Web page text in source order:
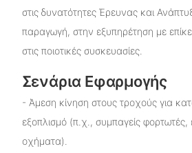
στις δυνατότητες Έρευνας και
παραγωγή, στην εξυπηρέτηση με
στις ποιοτικές συσκευασίες.
Σενάρια Εφαρμογής
- Άμεση κίνηση στους τροχούς για
εξοπλισμό (π.χ., συμπαγείς
οχήματα).